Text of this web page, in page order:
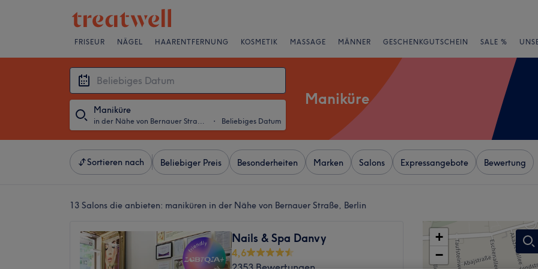
FRISEUR NÄGEL HAARENTFERNUNG KOSMETIK MASSAGE MÄNNER GESCHENKGUTSCHEIN SALE %
Maniküre
in der Nähe von Bernauer Straße, Berlin ・ Beliebiges Datum
Maniküre
Sortieren nach Beliebiger Preis Besonderheiten Marken Salons Expressangebote Bewertung
13 Salons die anbieten: maniküren in der Nähe von Bernauer Straße, Berlin
Nails & Spa Danvy
4,6
+
−